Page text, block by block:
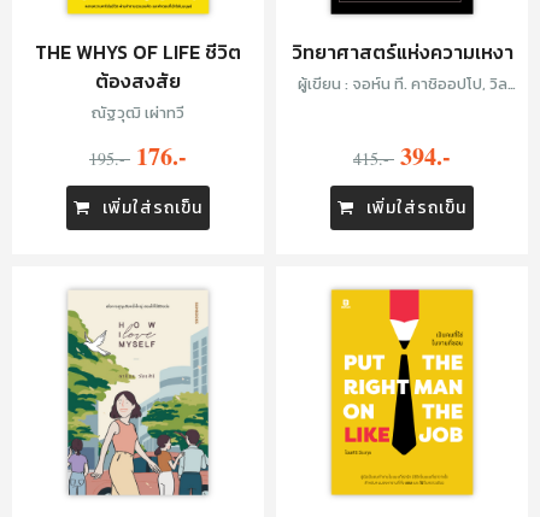
THE WHYS OF LIFE ชีวิต
ต้องสงสัย
ณัฐวุฒิ เผ่าทวี
195.- 176.-
เพิ่มใส่รถเข็น
วิทยาศาสตร์แห่งความเหงา
ผู้เขียน : จอห์น ที. คาชิออปโป, วิล
415.- 394.-
เพิ่มใส่รถเข็น